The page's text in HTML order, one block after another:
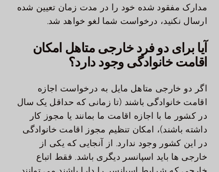
مدارک مفقود شده خود را در مدت زمان تعیین شده
ارسال نکنید، درخواست شما لغو خواهد شد.
آیا برای دو فرد خارجی متاهل امکان
اقامت خانوادگی وجود دارد؟
اگر دو خارجی متاهل مایل به درخواست اجازه
اقامت خانوادگی باشند (تا زمانی که حداقل یک سال
در کشور ما با اجازه اقامت ما بمانند یا مجوز کار
داشته باشند)، امکان تنظیم مجوز اقامت خانوادگی
در این کشور وجود ندارد. از آنجایی که یکی از
خارجی ها باید اسپانسر دیگری باشد. فقط اتباع